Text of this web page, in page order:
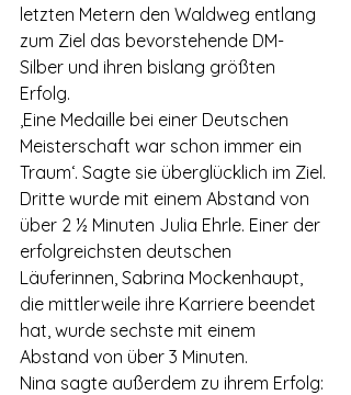
letzten Metern den Waldweg entlang
zum Ziel das bevorstehende DM-
Silber und ihren bislang größten
Erfolg.
‚Eine Medaille bei einer Deutschen
Meisterschaft war schon immer ein
Traum‘. Sagte sie überglücklich im Ziel.
Dritte wurde mit einem Abstand von
über 2 ½ Minuten Julia Ehrle. Einer der
erfolgreichsten deutschen
Läuferinnen, Sabrina Mockenhaupt,
die mittlerweile ihre Karriere beendet
hat, wurde sechste mit einem
Abstand von über 3 Minuten.
Nina sagte außerdem zu ihrem Erfolg: